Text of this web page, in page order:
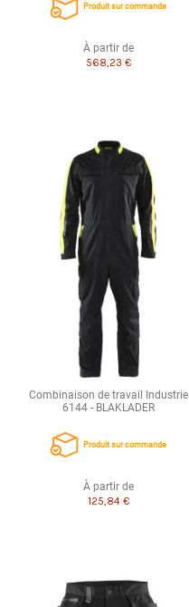
Produit sur commande
À partir de
568,23 €
Combinaison de travail Industrie
6144 - BLAKLADER
Produit sur commande
À partir de
125,84 €